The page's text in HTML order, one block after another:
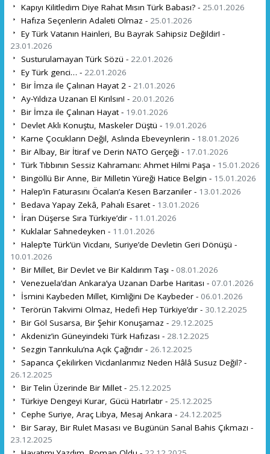
Kapıyı Kilitledim Diye Rahat Mısın Türk Babası? - 25.01.2026
Hafıza Seçenlerin Adaleti Olmaz - 25.01.2026
Ey Türk Vatanın Hainleri, Bu Bayrak Sahipsiz Değildir! -
23.01.2026
Susturulamayan Türk Sözü - 22.01.2026
Ey Türk genci… - 22.01.2026
Bir İmza ile Çalınan Hayat 2 - 21.01.2026
Ay-Yıldıza Uzanan El Kırılsın! - 20.01.2026
Bir İmza ile Çalınan Hayat - 19.01.2026
Devlet Aklı Konuştu, Maskeler Düştü - 19.01.2026
Karne Çocukların Değil, Aslında Ebeveynlerin - 18.01.2026
Bir Albay, Bir İtiraf ve Derin NATO Gerçeği - 17.01.2026
Türk Tıbbının Sessiz Kahramanı: Ahmet Hilmi Paşa - 15.01.2026
Bingöllü Bir Anne, Bir Milletin Yüreği Hatice Belgin - 15.01.2026
Halep’in Faturasını Öcalan’a Kesen Barzaniler - 13.01.2026
Bedava Yapay Zekâ, Pahalı Esaret - 13.01.2026
İran Düşerse Sıra Türkiye’dir - 11.01.2026
Kuklalar Sahnedeyken - 11.01.2026
Halep’te Türk’ün Vicdanı, Suriye’de Devletin Geri Dönüşü -
10.01.2026
Bir Millet, Bir Devlet ve Bir Kaldırım Taşı - 08.01.2026
Venezuela’dan Ankara’ya Uzanan Darbe Haritası - 07.01.2026
İsmini Kaybeden Millet, Kimliğini De Kaybeder - 06.01.2026
Terörün Takvimi Olmaz, Hedefi Hep Türkiye’dır - 30.12.2025
Bir Göl Susarsa, Bir Şehir Konuşamaz - 29.12.2025
Akdeniz’in Güneyindeki Türk Hafızası - 28.12.2025
Sezgin Tanrıkulu’na Açık Çağrıdır - 26.12.2025
Sapanca Çekilirken Vicdanlarımız Neden Hâlâ Susuz Değil? -
26.12.2025
Bir Telin Üzerinde Bir Millet - 25.12.2025
Türkiye Dengeyi Kurar, Gücü Hatırlatır - 25.12.2025
Cephe Suriye, Araç Libya, Mesaj Ankara - 24.12.2025
Bir Saray, Bir Rulet Masası ve Bugünün Sanal Bahis Çıkmazı -
23.12.2025